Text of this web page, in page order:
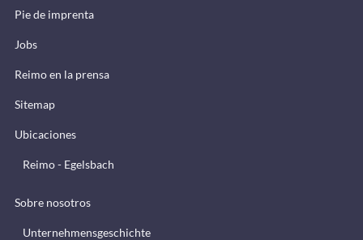
Pie de imprenta
Jobs
Reimo en la prensa
Sitemap
Ubicaciones
Reimo - Egelsbach
Sobre nosotros
Unternehmensgeschichte